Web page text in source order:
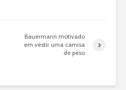
Bauermann motivado
em vestir uma camisa
de peso